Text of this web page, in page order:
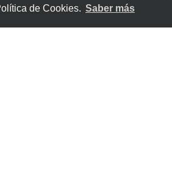
de Cookies. Saber más